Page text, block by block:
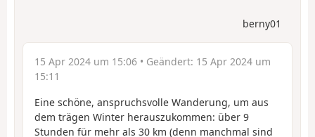
berny01
15 Apr 2024 um 15:06 • Geändert: 15 Apr 2024 um
15:11
Eine schöne, anspruchsvolle Wanderung, um aus
dem trägen Winter herauszukommen: über 9
Stunden für mehr als 30 km (denn manchmal sind